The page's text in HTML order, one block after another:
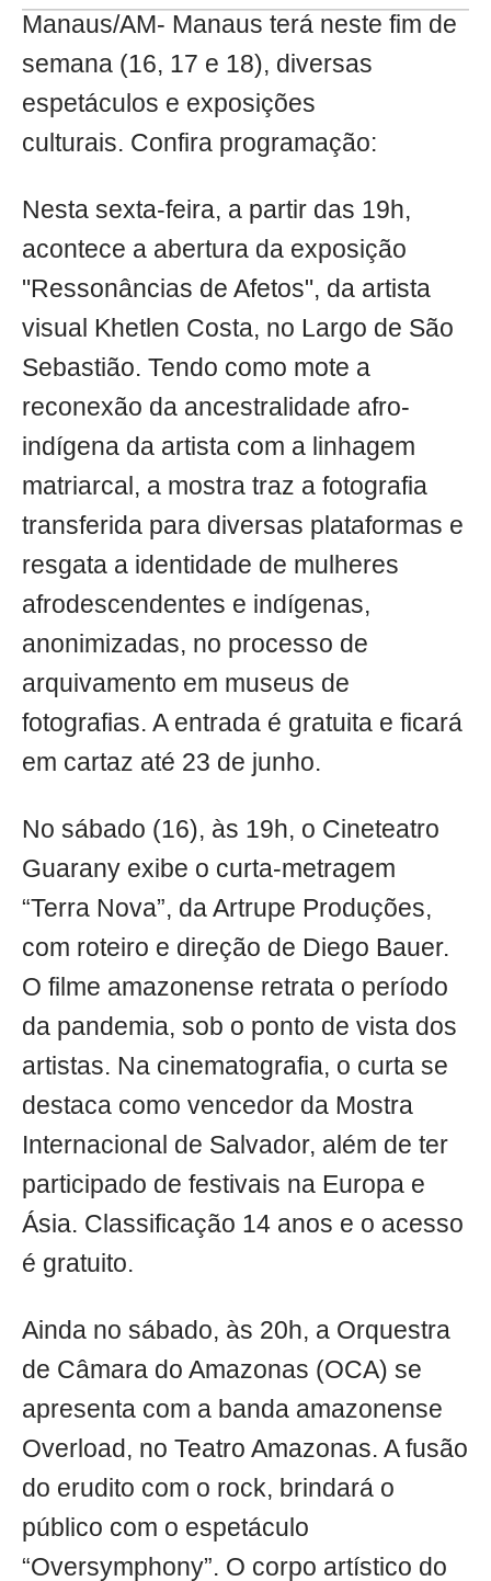
Manaus/AM- Manaus terá neste fim de
semana (16, 17 e 18), diversas
espetáculos e exposições
culturais. Confira programação:
Nesta sexta-feira, a partir das 19h,
acontece a abertura da exposição
"Ressonâncias de Afetos", da artista
visual Khetlen Costa, no Largo de São
Sebastião. Tendo como mote a
reconexão da ancestralidade afro-
indígena da artista com a linhagem
matriarcal, a mostra traz a fotografia
transferida para diversas plataformas e
resgata a identidade de mulheres
afrodescendentes e indígenas,
anonimizadas, no processo de
arquivamento em museus de
fotografias. A entrada é gratuita e ficará
em cartaz até 23 de junho.
No sábado (16), às 19h, o Cineteatro
Guarany exibe o curta-metragem
“Terra Nova”, da Artrupe Produções,
com roteiro e direção de Diego Bauer.
O filme amazonense retrata o período
da pandemia, sob o ponto de vista dos
artistas. Na cinematografia, o curta se
destaca como vencedor da Mostra
Internacional de Salvador, além de ter
participado de festivais na Europa e
Ásia. Classificação 14 anos e o acesso
é gratuito.
Ainda no sábado, às 20h, a Orquestra
de Câmara do Amazonas (OCA) se
apresenta com a banda amazonense
Overload, no Teatro Amazonas. A fusão
do erudito com o rock, brindará o
público com o espetáculo
“Oversymphony”. O corpo artístico do